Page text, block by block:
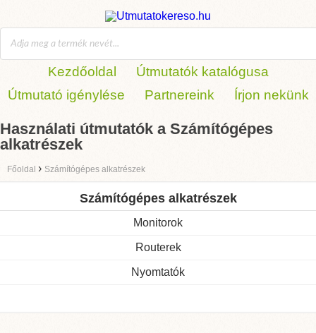
Kezdőoldal
Útmutatók katalógusa
Útmutató igénylése
Partnereink Írjon nekünk
Használati útmutatók a Számítógépes
alkatrészek
Főoldal › Számítógépes alkatrészek
Számítógépes alkatrészek
Monitorok
Routerek
Nyomtatók